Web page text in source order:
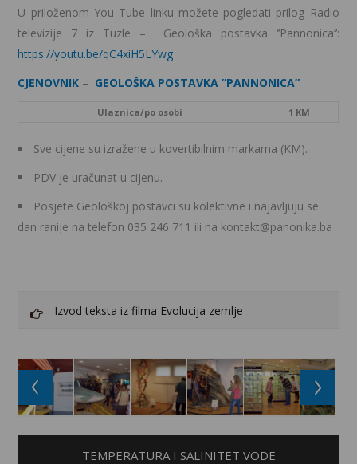
U priloženom You Tube linku možete pogledati prilog Radio
televizije 7 iz Tuzle – Geološka postavka ‘’Pannonica’’:
https://youtu.be/qC4xiH5LYwg
CJENOVNIK – GEOLOŠKA POSTAVKA ”PANNONICA”
Ulaznica/po osobi 1 KM
Sve cijene su izražene u kovertibilnim markama (KM).
PDV je uračunat u cijenu.
Posjete Geološkoj postavci su kolektivne i najavljuju se
dan ranije na telefon 035 246 711 ili na kontakt@panonika.ba
Izvod teksta iz filma Evolucija zemlje
TEMPERATURA I SALINITET VODE